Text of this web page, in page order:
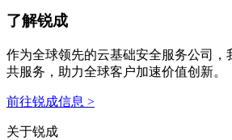
了解锐成
作为全球领先的云基础安全服务公司，
共服务，助力全球客户加速价值创新。
前往锐成信息 >
关于锐成